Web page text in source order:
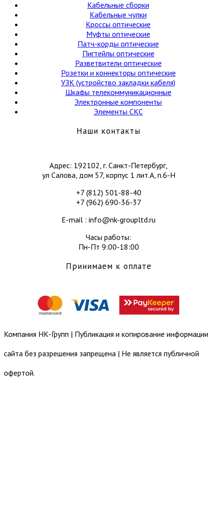
Кабельные сборки
Кабельные чулки
Кроссы оптические
Муфты оптические
Патч-корды оптические
Пигтейлы оптические
Разветвители оптические
Розетки и коннекторы оптические
УЗК (устройство закладки кабеля)
Шкафы телекоммуникационные
Электронные компоненты
Элементы СКС
Наши контакты
Адрес: 192102, г. Санкт-Петербург,
ул Салова, дом 57, корпус 1 лит.А, п.6-Н
+7 (812) 501-88-40
+7 (962) 690-36-37
E-mail : info@nk-groupltd.ru
Часы работы:
Пн-Пт 9:00-18:00
Принимаем к оплате
Компания НК-Групп | Публикация и копирование информации
сайта без разрешения запрещена | Не является публичной
офертой.